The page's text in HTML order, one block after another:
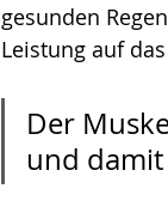
gesunden
Leistung auf
Der
und